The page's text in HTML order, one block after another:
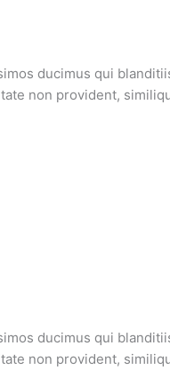
ducimus qui
non provident,
ducimus qui
non provident,